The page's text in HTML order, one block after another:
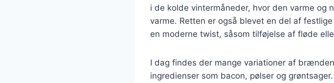
i de kolde vintermåneder, hvor den varme og
varme. Retten er også blevet en del af
en moderne twist, såsom tilføjelse af fløde
I dag findes der mange variationer af
ingredienser som bacon, pølser og